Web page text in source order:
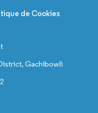
de Cookies
Gachibowli